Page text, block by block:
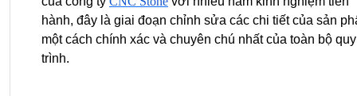
hành, đây là giai đoạn chỉnh sửa các chi tiết của sản
một cách chính xác và chuyên chú nhất của toàn bộ quy
trình.